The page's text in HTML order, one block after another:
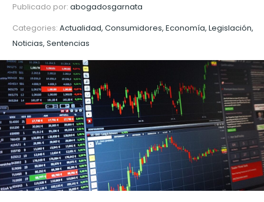
Publicado por: abogadosgarnata
Categories: Actualidad, Consumidores, Economía, Legislación,
Noticias, Sentencias